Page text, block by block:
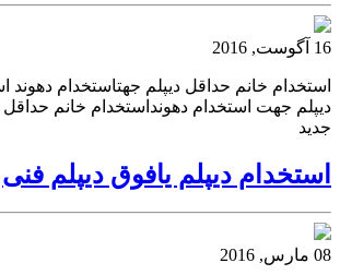
16 آگوست, 2016
استخدام خانم حداقل دیپلم جهتاستخدام دهوند
دیپلم جهت استخدام دهونداستخدام خانم
جدید
استخدام دیپلم یافوق دیپلم فنی
08 مارس, 2016